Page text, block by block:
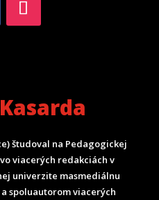
študoval na Pedagogickej
viacerých redakciách v
univerzite masmediálnu
spoluautorom viacerých